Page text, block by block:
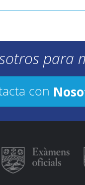
para
con